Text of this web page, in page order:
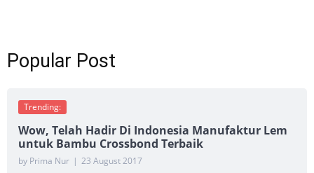
Popular Post
Trending:
Wow, Telah Hadir Di Indonesia Manufaktur Lem
untuk Bambu Crossbond Terbaik
by Prima Nur | 23 August 2017